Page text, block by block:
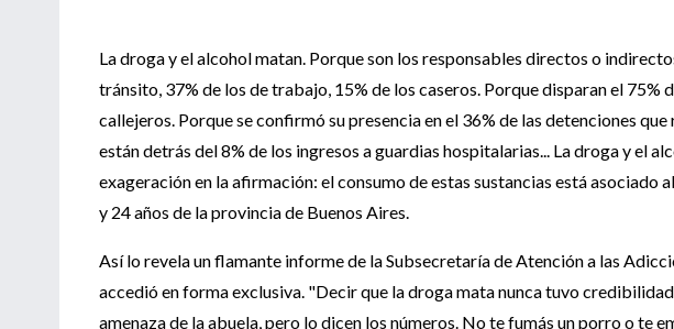
La droga y el alcohol matan. Porque son los responsables directos o
tránsito, 37% de los de trabajo, 15% de los caseros. Porque disparan el 75%
callejeros. Porque se confirmó su presencia en el 36% de las detenciones
están detrás del 8% de los ingresos a guardias hospitalarias... La droga y el
exageración en la afirmación: el consumo de estas sustancias está asociado
y 24 años de la provincia de Buenos Aires.
Así lo revela un flamante informe de la Subsecretaría de Atención a las
accedió en forma exclusiva. "Decir que la droga mata nunca tuvo
amenaza de la abuela, pero lo dicen los números. No te fumás un porro o te